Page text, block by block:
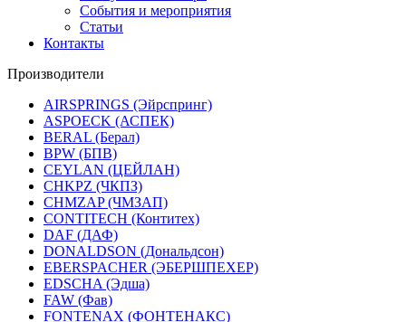
События и мероприятия
Статьи
Контакты
Производители
AIRSPRINGS (Эйрспринг)
ASPOECK (АСПЕК)
BERAL (Берал)
BPW (БПВ)
CEYLAN (ЦЕЙЛАН)
CHKPZ (ЧКПЗ)
CHMZAP (ЧМЗАП)
CONTITECH (Контитех)
DAF (ДАФ)
DONALDSON (Дональдсон)
EBERSPACHER (ЭБЕРШПЕХЕР)
EDSCHA (Эдша)
FAW (Фав)
FONTENAX (ФОНТЕНАКС)